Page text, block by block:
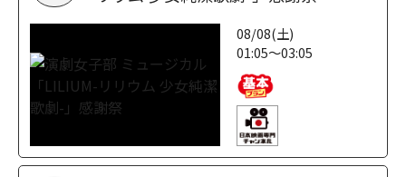
08/08(土)
01:05～03:05